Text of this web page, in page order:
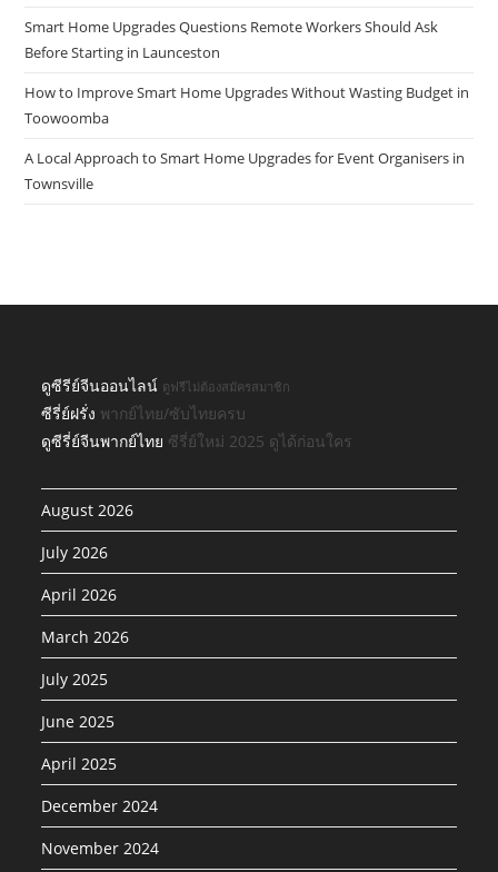
Smart Home Upgrades Questions Remote Workers Should Ask
Before Starting in Launceston
How to Improve Smart Home Upgrades Without Wasting Budget in
Toowoomba
A Local Approach to Smart Home Upgrades for Event Organisers in
Townsville
ดูซีรีย์จีนออนไลน์ ดูฟรีไม่ต้องสมัครสมาชิก
ซีรี่ย์ฝรั่ง พากย์ไทย/ซับไทยครบ
ดูซีรี่ย์จีนพากย์ไทย ซีรี่ย์ใหม่ 2025 ดูได้ก่อนใคร
August 2026
July 2026
April 2026
March 2026
July 2025
June 2025
April 2025
December 2024
November 2024